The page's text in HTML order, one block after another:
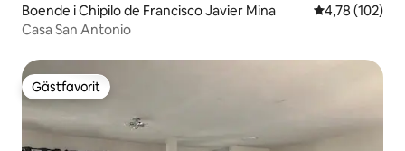
Boende i Chipilo de Francisco Javier Mina 4,78 av 5 i
4,78 (102)
Casa San Antonio
Gästfavorit
Gästfavorit